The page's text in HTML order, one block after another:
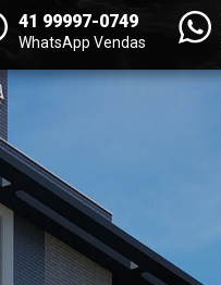
41 99997-0749
WhatsApp Vendas